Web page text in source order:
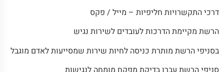
דרכי התקשרויות חליפיות – מייל / פקס
הרשת מקיימת הדרכות לעובדים לשירות נגיש
בסניפי הרשת מותרת כניסה לחיות שירות שמסייעות לאדם מוגבל